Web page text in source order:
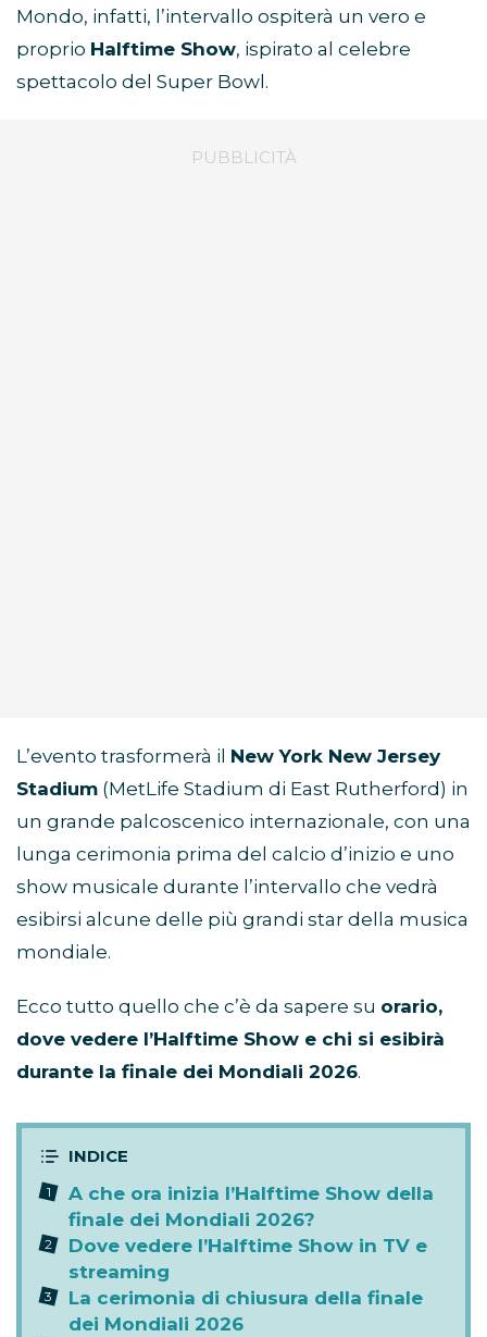
Mondo, infatti, l’intervallo ospiterà un vero e
proprio Halftime Show, ispirato al celebre
spettacolo del Super Bowl.
L’evento trasformerà il New York New Jersey
Stadium (MetLife Stadium di East Rutherford) in
un grande palcoscenico internazionale, con una
lunga cerimonia prima del calcio d’inizio e uno
show musicale durante l’intervallo che vedrà
esibirsi alcune delle più grandi star della musica
mondiale.
Ecco tutto quello che c’è da sapere su orario,
dove vedere l’Halftime Show e chi si esibirà
durante la finale dei Mondiali 2026.
A che ora inizia l’Halftime Show della
finale dei Mondiali 2026?
Dove vedere l’Halftime Show in TV e
streaming
La cerimonia di chiusura della finale
dei Mondiali 2026